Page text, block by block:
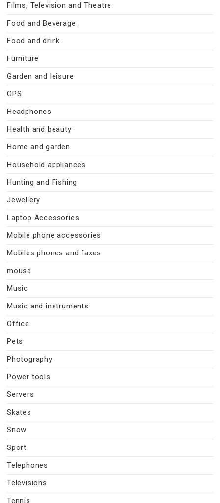
Films, Television and Theatre
Food and Beverage
Food and drink
Furniture
Garden and leisure
GPS
Headphones
Health and beauty
Home and garden
Household appliances
Hunting and Fishing
Jewellery
Laptop Accessories
Mobile phone accessories
Mobiles phones and faxes
mouse
Music
Music and instruments
Office
Pets
Photography
Power tools
Servers
Skates
Snow
Sport
Telephones
Televisions
Tennis